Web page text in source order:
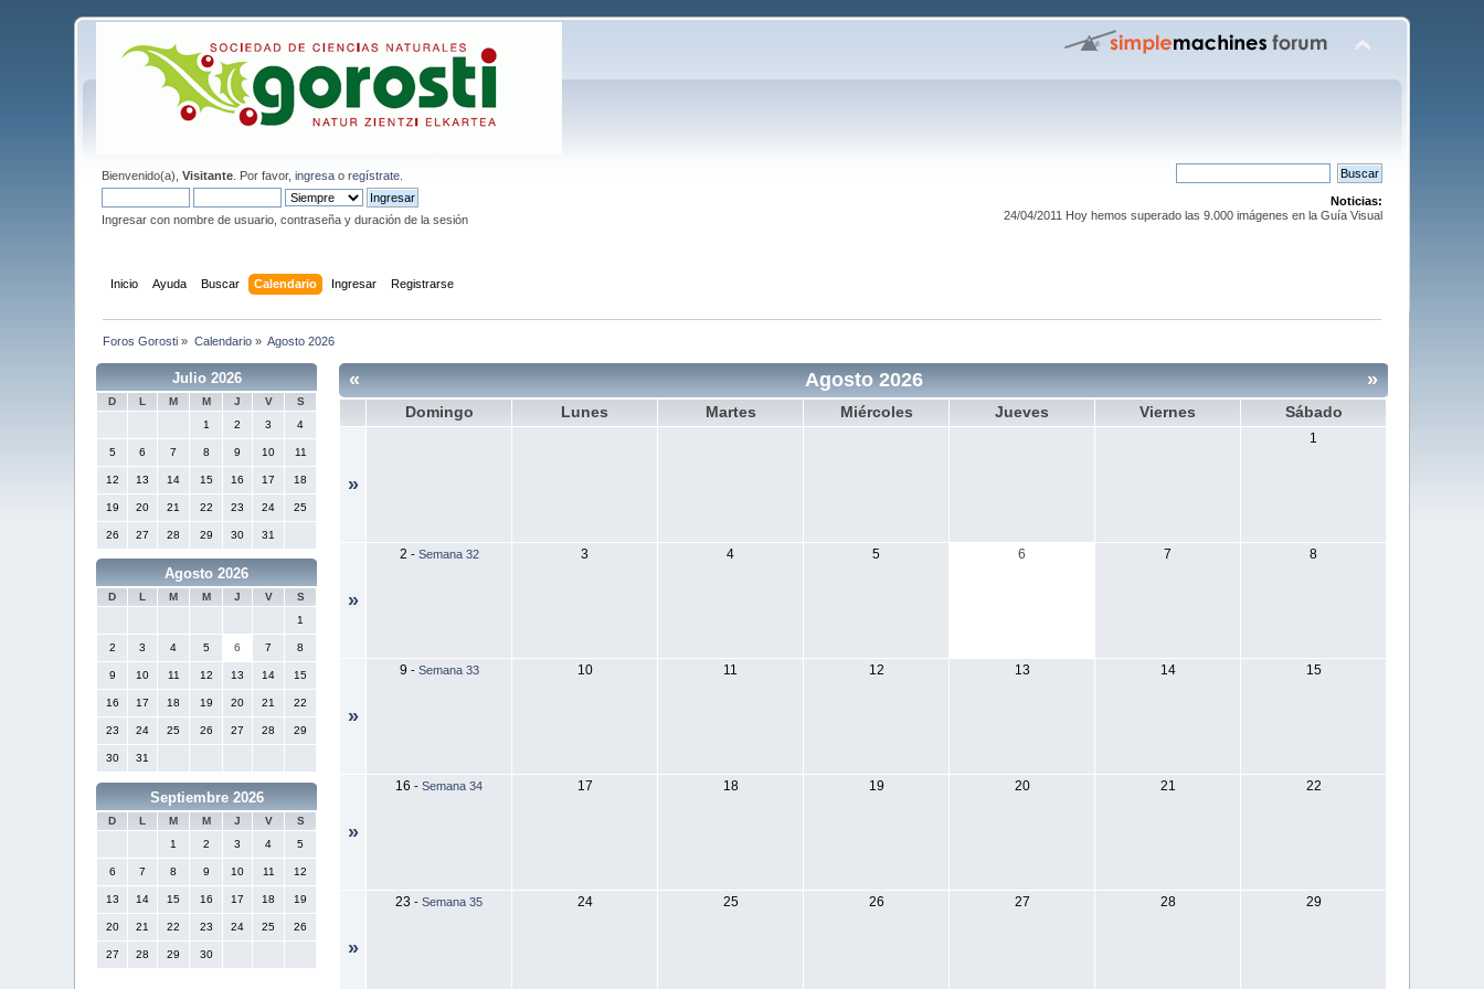
Bienvenido(a),Visitante . Por favor,ingresa oregístrate
Ingresar con nombre de usuario, contraseña y duración de la sesión
Noticias:
24/04/2011 Hoy hemos superado las 9.000 imágenes en la Guía Visual
Inicio Ayuda Buscar Calendario Ingresar Registrarse
Foros Gorosti » Calendario» Agosto 2026
Julio 2026
D L M M J V
S
1
2 3 4
5 6 7 8 9 10 11
12 13 14 15 16 17 18
19 20 21 22 23 24 25
26 27 28 29 30 31
Agosto 2026
D L M M J V
S
1
2 3 4 5 6 7 8
9 10 11 12 13 14 15
16 17 18 19 20 21 22
23 24 25 26 27 28 29
30 31
Septiembre 2026
D L M M J V
S
1
2 3 4 5
6 7 8 9 10 11 12
13 14 15 16 17 18 19
20 21 22 23 24 25 26
27 28 29 30
« »
Agosto 2026
Domingo Lunes Martes Miércoles Jueves Viernes Sábado
»
1
»
2 - Semana 32 3 4 5 6 7 8
»
9 - Semana 33 10 11 12 13 14 15
»
16 -Semana 34 17 18 19 20 21 22
»
23 -Semana 35 24 25 26 27 28 29